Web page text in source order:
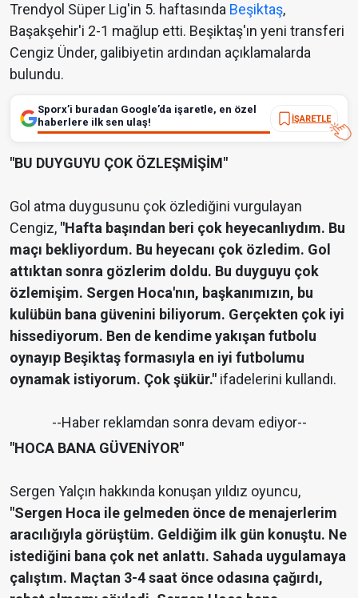
Trendyol Süper Lig'in 5. haftasında Beşiktaş,
Başakşehir'i 2-1 mağlup etti. Beşiktaş'ın yeni transferi
Cengiz Ünder, galibiyetin ardından açıklamalarda
bulundu.
Sporx’i buradan Google’da işaretle, en özel
haberlere ilk sen ulaş!
İŞARETLE
"BU DUYGUYU ÇOK ÖZLEŞMİŞİM"
Gol atma duygusunu çok özlediğini vurgulayan
Cengiz, "Hafta başından beri çok heyecanlıydım. Bu
maçı bekliyordum. Bu heyecanı çok özledim. Gol
attıktan sonra gözlerim doldu. Bu duyguyu çok
özlemişim. Sergen Hoca'nın, başkanımızın, bu
kulübün bana güvenini biliyorum. Gerçekten çok iyi
hissediyorum. Ben de kendime yakışan futbolu
oynayıp Beşiktaş formasıyla en iyi futbolumu
oynamak istiyorum. Çok şükür." ifadelerini kullandı.
--Haber reklamdan sonra devam ediyor--
"HOCA BANA GÜVENİYOR"
Sergen Yalçın hakkında konuşan yıldız oyuncu,
"Sergen Hoca ile gelmeden önce de menajerlerim
aracılığıyla görüştüm. Geldiğim ilk gün konuştu. Ne
istediğini bana çok net anlattı. Sahada uygulamaya
çalıştım. Maçtan 3-4 saat önce odasına çağırdı,